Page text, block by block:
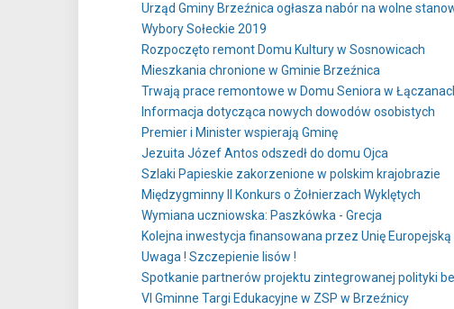
Urząd Gminy Brzeźnica ogłasza nabór na wolne
Wybory Sołeckie 2019
Rozpoczęto remont Domu Kultury w Sosnowicach
Mieszkania chronione w Gminie Brzeźnica
Trwają prace remontowe w Domu Seniora w
Informacja dotycząca nowych dowodów osobistych
Premier i Minister wspierają Gminę
Jezuita Józef Antos odszedł do domu Ojca
Szlaki Papieskie zakorzenione w polskim krajobrazie
Międzygminny II Konkurs o Żołnierzach Wyklętych
Wymiana uczniowska: Paszkówka - Grecja
Kolejna inwestycja finansowana przez Unię Europejską
Uwaga ! Szczepienie lisów !
Spotkanie partnerów projektu zintegrowanej polityki
VI Gminne Targi Edukacyjne w ZSP w Brzeźnicy